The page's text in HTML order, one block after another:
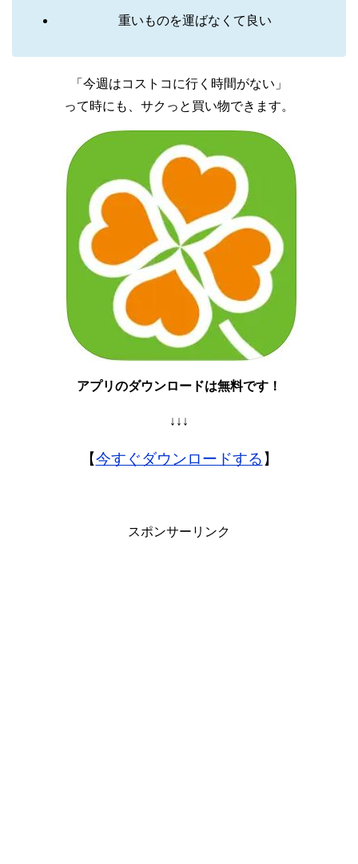
重いものを運ばなくて良い
「今週はコストコに行く時間がない」
って時にも、サクっと買い物できます。
アプリのダウンロードは無料です！
↓↓↓
【今すぐダウンロードする 】
スポンサーリンク